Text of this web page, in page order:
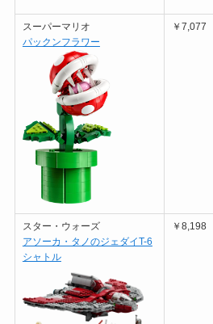
スーパーマリオ
パックンフラワー
￥7,077
スター・ウォーズ
アソーカ・タノのジェダイT-6
シャトル
￥8,198